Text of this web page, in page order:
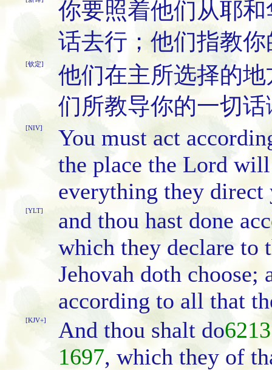
你要照着他们从耶
话去行；他们指教
[钦定]
他们在主所选择的
们所教导你的一切
[NIV]
You must act
the place the Lord
everything they direct
[YLT]
and thou hast done
which they declare to
Jehovah doth choose;
according to all that
[KJV+] And thou shalt do6213
1697, which they of